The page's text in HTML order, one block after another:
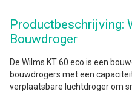
Productbeschrijving:
Bouwdroger
De Wilms KT 60 eco is een
bouwdrogers met een
verplaatsbare luchtdroger om